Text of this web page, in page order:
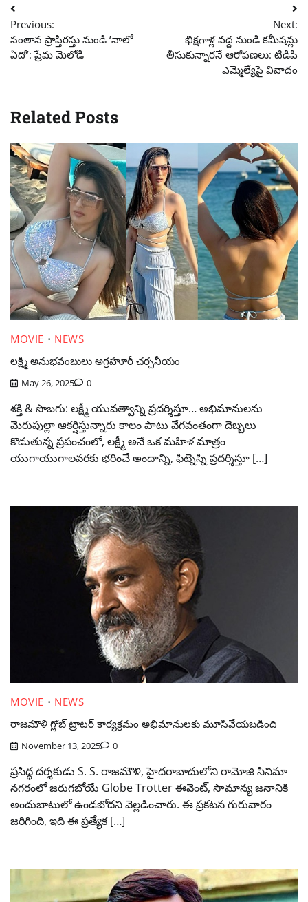
Post
navigation
Previous:
సంతాన ప్రాప్తిరస్తు నుండి ‘నాలో
ఏదో’: ప్రేమ మెలోడీ
Next:
భిక్షగాళ్ల వద్ద నుండి కమీషన్లు
తీసుకున్నారనే ఆరోపణలు: టీడీపీ
ఎమ్మెల్యేపై వివాదం
Related Posts
MOVIE
NEWS
లక్ష్మి అనుభవంబులు అగ్రహూరీ చర్చనీయం
May 26, 2025 0
శక్తి & సొబగు: లక్ష్మీ యువత్వాన్ని ప్రదర్శిస్తూ… అభిమానులను
మెరుపుల్లా ఆకర్షిస్తున్నారు కాలం పాటు వేగవంతంగా దెబ్బలు
కొడుతున్న ప్రపంచంలో, లక్ష్మీ అనే ఒక మహిళ మాత్రం
యుగాయుగాలవరకు భరించే అందాన్ని, ఫిట్నెస్ని ప్రదర్శిస్తూ […]
MOVIE
NEWS
రాజమౌళి గ్లోబ్ ట్రాటర్ కార్యక్రమం అభిమానులకు మూసివేయబడింది
November 13, 2025 0
ప్రసిద్ధ దర్శకుడు S. S. రాజమౌళి, హైదరాబాదులోని రామోజి సినిమా
నగరంలో జరుగబోయే Globe Trotter ఈవెంట్, సామాన్య జనానికి
అందుబాటులో ఉండబోదని వెల్లడించారు. ఈ ప్రకటన గురువారం
జరిగింది, ఇది ఈ ప్రత్యేక […]